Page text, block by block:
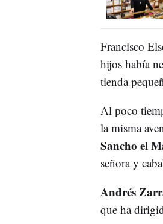
Francisco
hijos había
tienda
Al poco
la misma
Sancho el
señora y
Andrés
que ha